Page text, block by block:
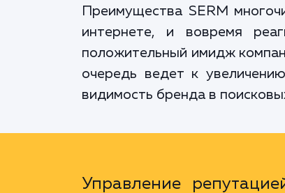
Преимущества SERM
интернете, и вовремя
положительный имидж
очередь ведет к
видимость бренда в
Управление